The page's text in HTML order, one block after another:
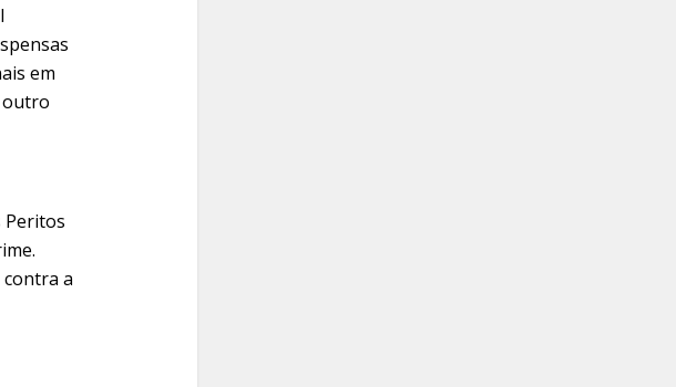
em
outro
Peritos
a